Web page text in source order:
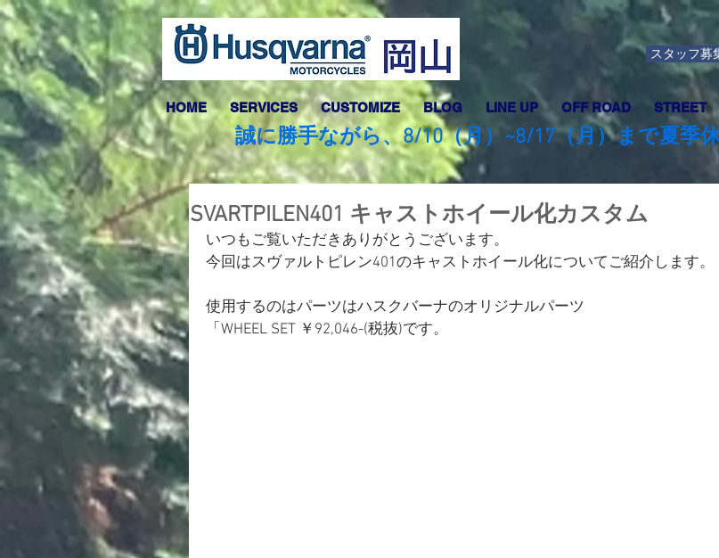
スタッフ募
HOME SERVICES CUSTOMIZE BLOG LINE UP OFF ROAD STREET
誠に勝手ながら、8/10（月）~8/17（月）まで夏季
SVARTPILEN401 キャストホイール化カスタム
いつもご覧いただきありがとうございます。
今回はスヴァルトピレン401のキャストホイール化についてご紹介します。
使用するのはパーツはハスクバーナのオリジナルパーツ
「WHEEL SET ￥92,046-(税抜)です。